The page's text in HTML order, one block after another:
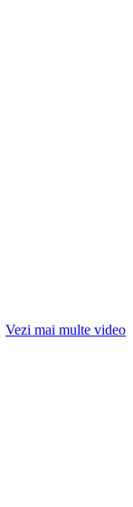
Vezi mai multe video